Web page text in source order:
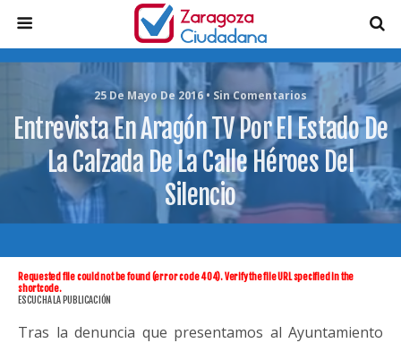
25 De Mayo De 2016 • Sin Comentarios
Entrevista En Aragón TV Por El Estado De
La Calzada De La Calle Héroes Del
Silencio
Requested file could not be found (error code 404). Verify the file URL specified in the
shortcode.
ESCUCHA LA PUBLICACIÓN
Tras la denuncia que presentamos al Ayuntamiento